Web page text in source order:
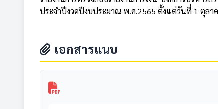
ประจำปีงวดปีงบประมาณ พ.ศ.2565 ตั้งแต่วันที่ 1 ตุลา
เอกสารแนบ